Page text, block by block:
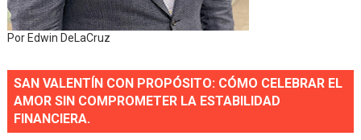
Por Edwin DeLaCruz
SAN VALENTÍN CON PROPÓSITO: CÓMO CELEBRAR EL
AMOR SIN COMPROMETER LA ESTABILIDAD
FINANCIERA.